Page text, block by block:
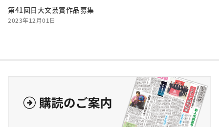
第41回日大文芸賞作品募集
2023年12月01日